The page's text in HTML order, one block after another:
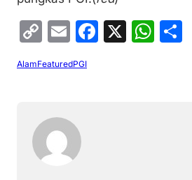
C
o
p
Li
n
k
E
m
ai
F
X
W
AlamFeaturedPGI